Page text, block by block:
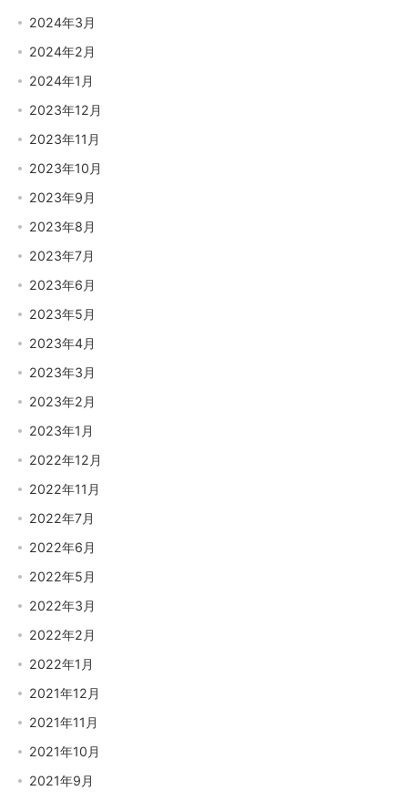
2024年3月
2024年2月
2024年1月
2023年12月
2023年11月
2023年10月
2023年9月
2023年8月
2023年7月
2023年6月
2023年5月
2023年4月
2023年3月
2023年2月
2023年1月
2022年12月
2022年11月
2022年7月
2022年6月
2022年5月
2022年3月
2022年2月
2022年1月
2021年12月
2021年11月
2021年10月
2021年9月